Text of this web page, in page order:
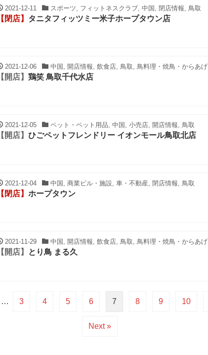
2021-12-11 スポーツ, フィットネスクラブ, 中国, 閉店情報, 鳥取
【閉店】 タニタフィッツミー米子ホープタウン店
2021-12-06 中国, 開店情報, 飲食店, 鳥取, 鳥料理・焼鳥・からあげ
【開店】 鶏笑 鳥取千代水店
2021-12-05 ペット・ペット用品, 中国, 小売店, 開店情報, 鳥取
【開店】 ひごペットフレンドリー イオンモール鳥取北店
2021-12-04 中国, 商業ビル・施設, 車・不動産, 閉店情報, 鳥取
【閉店】 ホープタウン
2021-11-29 中国, 開店情報, 飲食店, 鳥取, 鳥料理・焼鳥・からあげ
【開店】 とり鳥 まる久
… 3 4 5 6 7 8 9 10
Next »